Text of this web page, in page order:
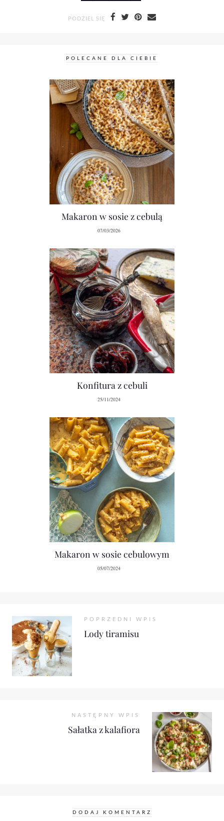
PODZIEL SIĘ
POLECANE DLA CIEBIE
Makaron w sosie z cebulą
07/03/2026
Konfitura z cebuli
25/11/2024
Makaron w sosie cebulowym
05/07/2024
POPRZEDNI WPIS
Lody tiramisu
NASTĘPNY WPIS
Sałatka z kalafiora
DODAJ KOMENTARZ